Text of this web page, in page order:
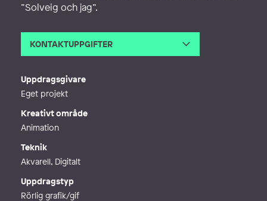
”Solveig och jag”.
KONTAKTUPPGIFTER
m/
Uppdragsgivare
Eget projekt
Kreativt område
Animation
Teknik
Akvarell, Digitalt
Uppdragstyp
Rörlig grafik/gif